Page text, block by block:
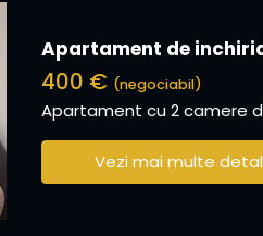
Apartament de
400 € (negociabil)
Apartament cu 2 camere
Vezi mai multe